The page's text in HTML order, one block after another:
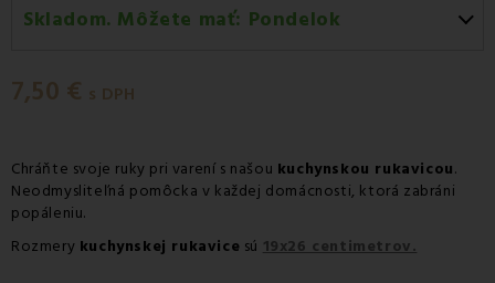
Skladom. Môžete mať: Pondelok
Pondelok 10.08
Pondelok 10.08-Osobný odber v odbernom mieste
GLS
Utorok 11.08-Packeta doručenie kuriérom na adresu
7,50 € s DPH
Chráňte svoje ruky pri varení s našou kuchynskou rukavicou.
Neodmysliteľná pomôcka v každej domácnosti, ktorá zabráni
popáleniu.
Rozmery kuchynskej rukavice sú 19x26 centimetrov.